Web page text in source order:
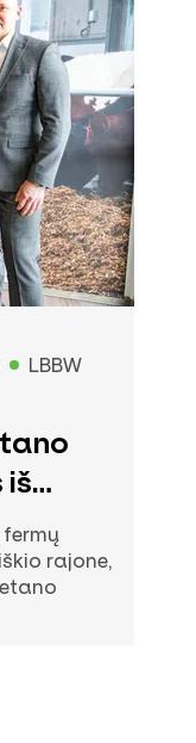
LBBW
iš
rajone,